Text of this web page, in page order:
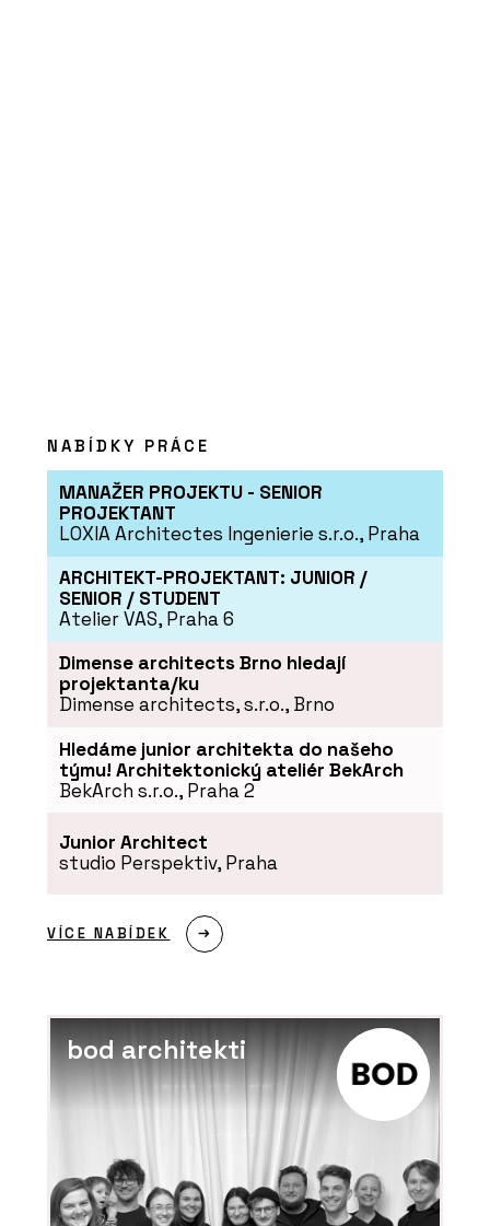
ČLÁNKY
Kde v olympijském Livignu po sportu
zrelaxovat? Ve wellness s českou
stopou
PRODUKTY
NABÍDKY PRÁCE
MANAŽER PROJEKTU - SENIOR
PROJEKTANT
LOXIA Architectes Ingenierie s.r.o., Praha
ARCHITEKT-PROJEKTANT: JUNIOR /
SENIOR / STUDENT
Atelier VAS, Praha 6
Dimense architects Brno hledají
projektanta/ku
Dimense architects, s.r.o., Brno
Hledáme junior architekta do našeho
týmu! Architektonický ateliér BekArch
BekArch s.r.o., Praha 2
Junior Architect
studio Perspektiv, Praha
VÍCE NABÍDEK
bod architekti